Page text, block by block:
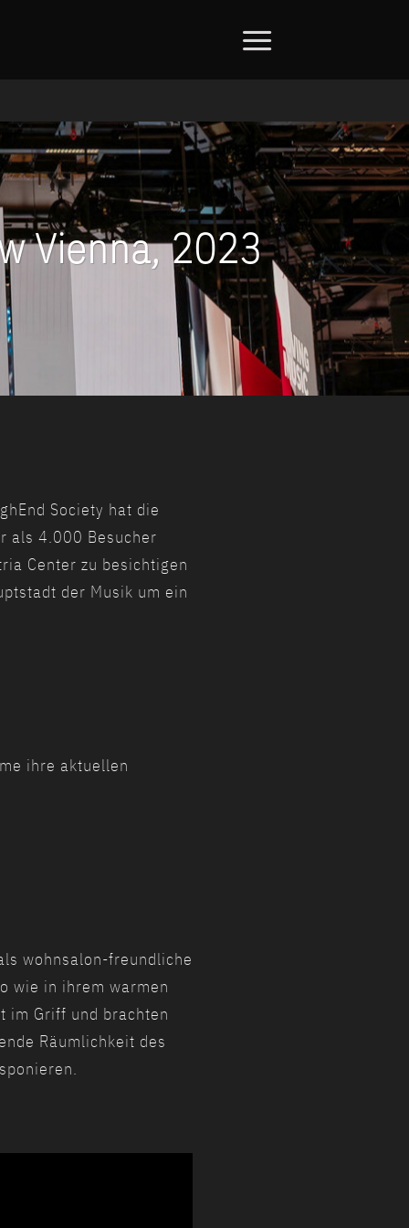
Vienna, 2023
Society hat die
als 4.000 Besucher
Center zu besichtigen
der Musik um ein
ihre aktuellen
wohnsalon-freundliche
wie in ihrem warmen
im Griff und brachten
Räumlichkeit des